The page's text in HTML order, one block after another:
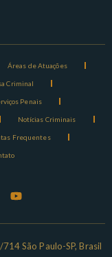
Áreas de Atuações
Criminal
Penais
Notícias Criminais
Frequentes
São Paulo-SP, Brasil